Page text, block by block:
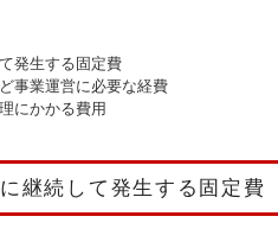
発生する固定費
事業運営に必要な経費
にかかる費用
継続して発生する固定費